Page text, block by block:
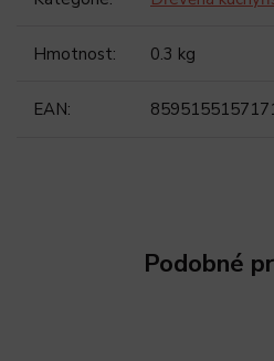
Hmotnost: 0.3 kg
EAN:
Podobné